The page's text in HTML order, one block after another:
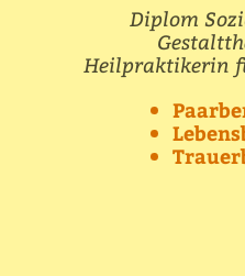
Diplom
Heilpraktikerin